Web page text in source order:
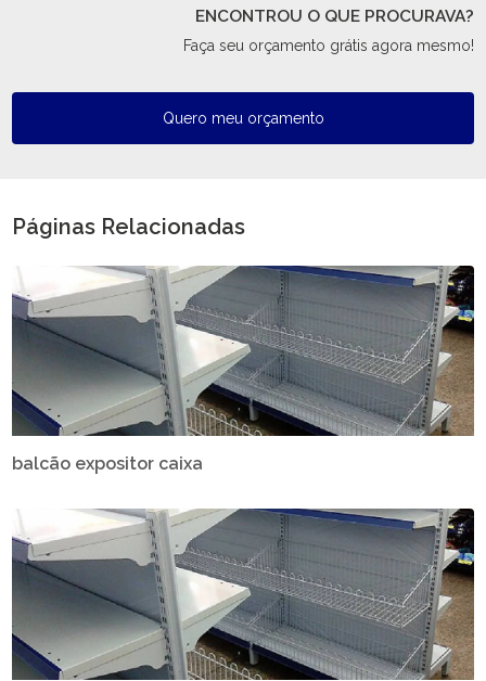
ENCONTROU O QUE PROCURAVA?
Faça seu orçamento grátis agora mesmo!
Quero meu orçamento
Páginas Relacionadas
balcão expositor caixa